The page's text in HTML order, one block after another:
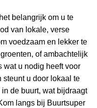
belangrijk om u te
van lokale, verse
voedzaam en lekker te
of ambachtelijk
wat u nodig heeft voor
u door lokaal te
de buurt, wat bijdraagt
langs bij Buurtsuper